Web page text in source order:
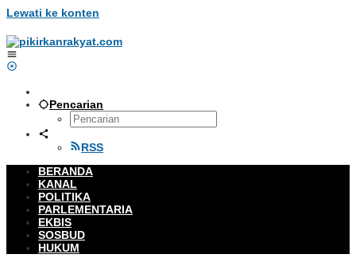
Lewati ke konten
Pencarian
RSS
BERANDA
KANAL
POLITIKA
PARLEMENTARIA
EKBIS
SOSBUD
HUKUM